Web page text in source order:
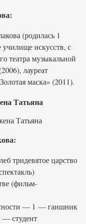
(родилась 1
училище искусств, с
театра музыкальной
лауреат
маска» (2011).
Татьяна
тридевятое царство
(фильм-
— 1 — гаишник
— студент